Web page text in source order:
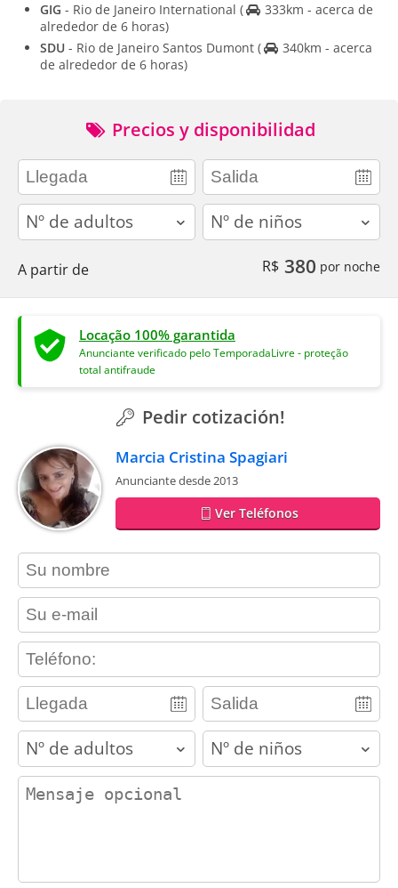
GIG - Rio de Janeiro International (
333km - acerca de
alrededor de 6 horas)
SDU - Rio de Janeiro Santos Dumont (
340km - acerca
de alrededor de 6 horas)
Precios y disponibilidad
adults children
A partir de R$ 380 por noche
Locação 100% garantida
Anunciante verificado pelo TemporadaLivre - proteção
total antifraude
Pedir cotización!
Marcia Cristina Spagiari
Anunciante desde 2013
Ver Teléfonos
contact_name
contact_email
contact_phone
adults children
contact_message